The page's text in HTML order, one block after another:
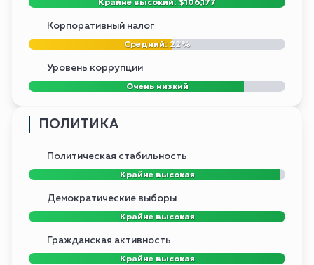
Корпоративный налог
Средний: 22%
Уровень коррупции
Очень низкий
ПОЛИТИКА
Политическая стабильность
Крайне высокая
Демократические выборы
Крайне высокая
Гражданская активность
Крайне высокая